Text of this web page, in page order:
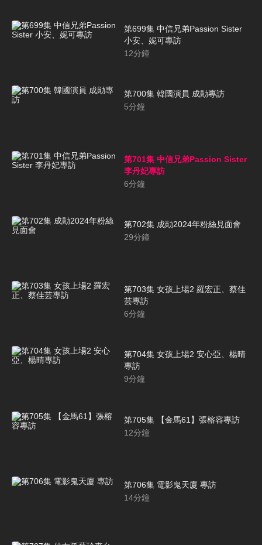
第699集 中信兄弟Passion Sister
小安、妮可專訪
12分鐘
第700集 韓國演員 成勛專訪
5分鐘
第701集 中信兄弟Passion Sister
李丹妃專訪
6分鐘
第702集 成勛2024年粉絲見面會
29分鐘
第703集 女孩上場2 羅宏正、蔡佳
芸專訪
6分鐘
第704集 女孩上場2 安心亞、楊晴
專訪
9分鐘
第705集 【金馬61】張榕容專訪
12分鐘
第706集 電影鬼天廈 專訪
14分鐘